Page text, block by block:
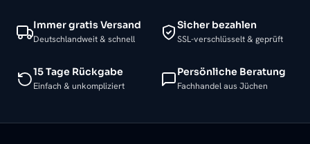
Immer gratis Versand
Deutschlandweit & schnell
Sicher bezahlen
SSL-verschlüsselt & geprüft
15 Tage Rückgabe
Einfach & unkompliziert
Persönliche Beratung
Fachhandel aus Jüchen